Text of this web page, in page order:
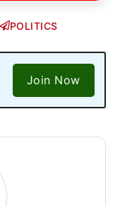
POLITICS
Join Now